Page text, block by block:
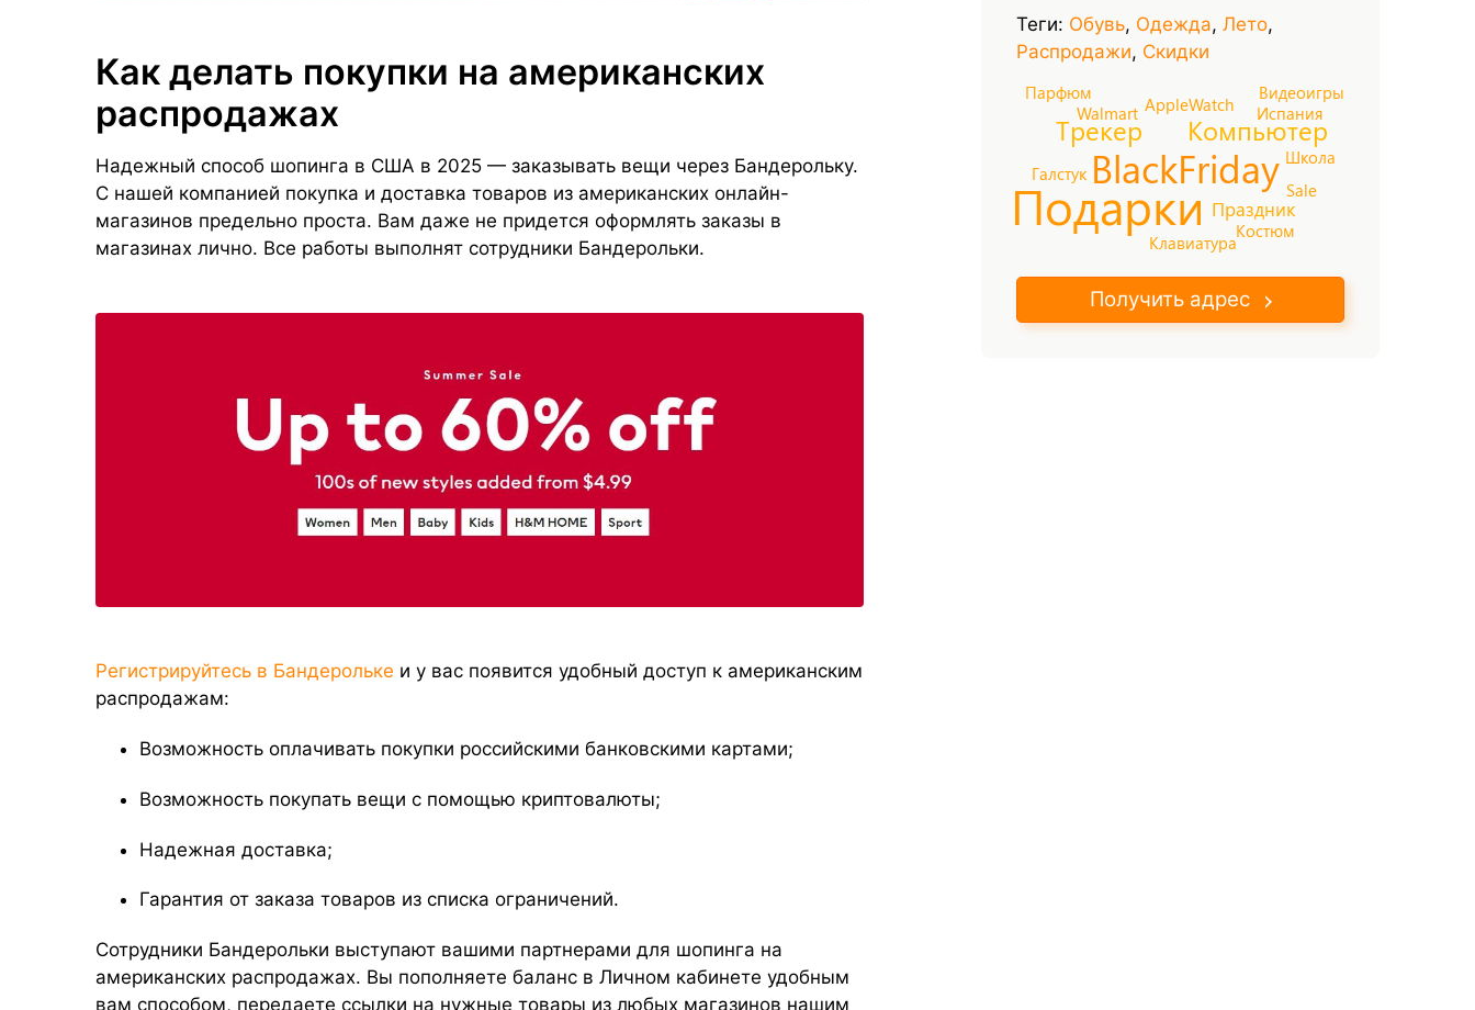
Теги: Обувь, Одежда,Лето,
Распродажи, Скидки
Подарки
BlackFriday
Компьютер
Трекер
Праздник
Костюм
Испания
Walmart
Галстук
AppleWatch
Видеоигры
Парфюм
Sale
Школа
Клавиатура
Получить адрес
Как делать покупки на американских
распродажах
Надежный способ шопинга в США в 2025 — заказывать вещи через Бандерольку.
С нашей компанией покупка и доставка товаров из американских онлайн-
магазинов предельно проста. Вам даже не придется оформлять заказы в
магазинах лично. Все работы выполнят сотрудники Бандерольки.
Регистрируйтесь в Бандерольке и у вас появится удобный доступ к американским
распродажам:
Возможность оплачивать покупки российскими банковскими картами;
Возможность покупать вещи с помощью криптовалюты;
Надежная доставка;
Гарантия от заказа товаров из списка ограничений.
Сотрудники Бандерольки выступают вашими партнерами для шопинга на
американских распродажах. Вы пополняете баланс в Личном кабинете удобным
вам способом, передаете ссылки на нужные товары из любых магазинов нашим